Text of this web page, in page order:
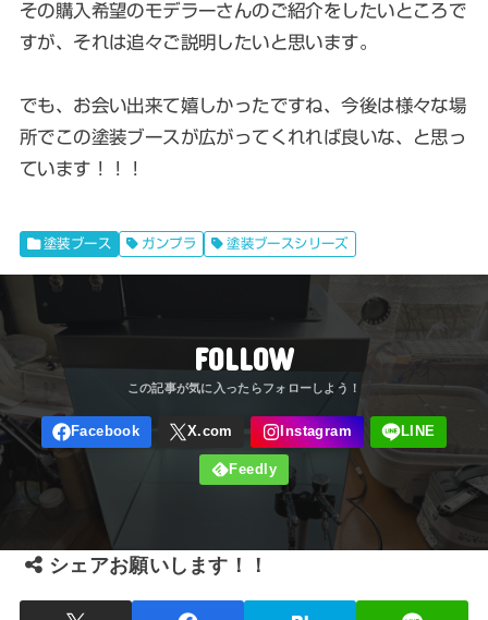
その購入希望のモデラーさんのご紹介をしたいところで
すが、それは追々ご説明したいと思います。
でも、お会い出来て嬉しかったですね、今後は様々な場
所でこの塗装ブースが広がってくれれば良いな、と思っ
ています！！！
塗装ブース ガンプラ 塗装ブースシリーズ
FOLLOW
シェアお願いします！！